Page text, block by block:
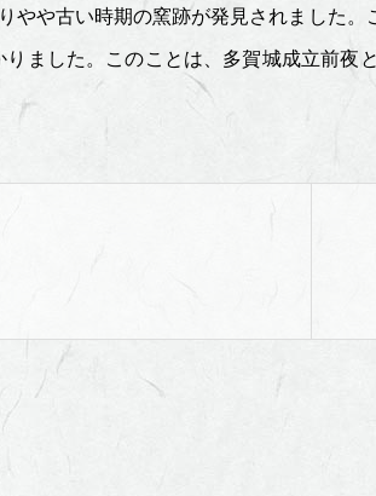
やや古い時期の窯跡が発見されました
ました。このことは、多賀城成立前